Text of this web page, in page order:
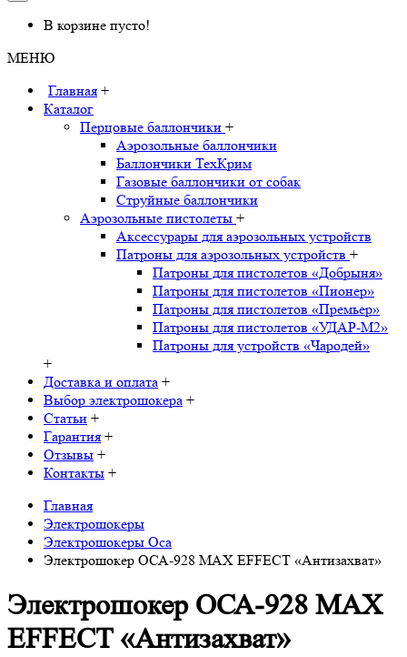
В корзине пусто!
МЕНЮ
Главная +
Каталог
Перцовые баллончики +
Аэрозольные баллончики
Баллончики ТехКрим
Газовые баллончики от собак
Струйные баллончики
Аэрозольные пистолеты +
Аксессурары для аэрозольных устройств
Патроны для аэрозольных устройств +
Патроны для пистолетов «Добрыня»
Патроны для пистолетов «Пионер»
Патроны для пистолетов «Премьер»
Патроны для пистолетов «УДАР-M2»
Патроны для устройств «Чародей»
+
Доставка и оплата +
Выбор электрошокера +
Статьи +
Гарантия +
Отзывы +
Контакты +
Главная
Электрошокеры
Электрошокеры Оса
Электрошокер ОСА-928 MAX EFFECT «Антизахват»
Электрошокер ОСА-928 MAX
EFFECT «Антизахват»